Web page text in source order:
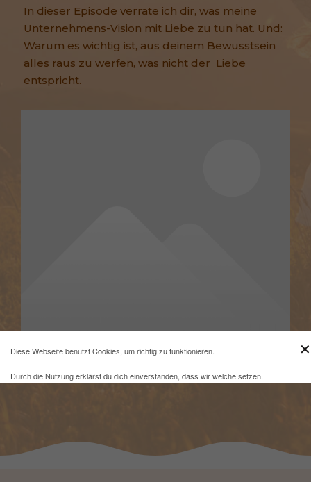
In dieser Episode verrate ich dir, was meine
Unternehmens-Vision mit Liebe zu tun hat. Und:
Warum es wichtig ist, aus deinem Bewusstsein
alles raus zu werfen, was nicht der Liebe
entspricht.
✕
Diese Webseite benutzt Cookies, um richtig zu funktionieren.
Durch die Nutzung erklärst du dich einverstanden, dass wir welche setzen.